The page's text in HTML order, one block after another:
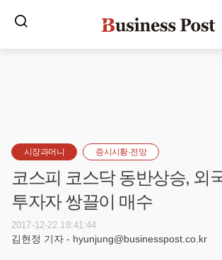
시장과머니 증시시황·전망
코스피 코스닥 동반상승, 외
투자자 쌍끌이 매수
2017-12-22 18:41:44
김현정 기자 - hyunjung@businesspost.co.kr